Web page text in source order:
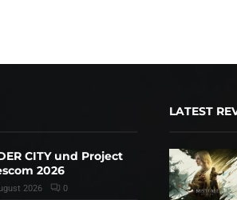
CITY und Project
2026
2026 0
LATEST